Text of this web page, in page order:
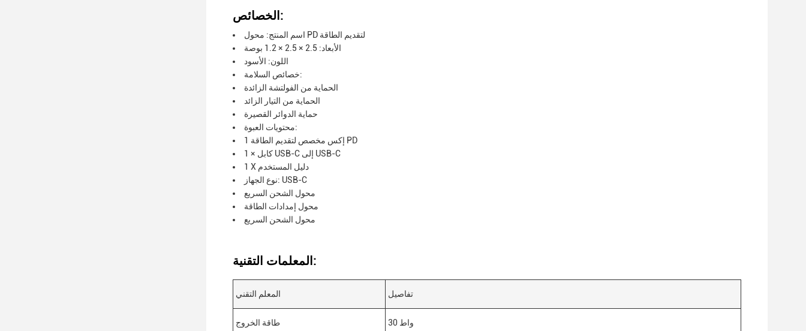
الخصائص:
اسم المنتج: محول PD لتقديم الطاقة
الأبعاد: 2.5 × 2.5 × 1.2 بوصة
اللون: الأسود
خصائص السلامة:
الحماية من الفولتشة الزائدة
الحماية من التيار الزائد
حماية الدوائر القصيرة
محتويات العبوة:
1 إكس مخصص لتقديم الطاقة PD
1 × كابل USB-C إلى USB-C
1 X دليل المستخدم
نوع الجهاز: USB-C
محول الشحن السريع
محول إمدادات الطاقة
محول الشحن السريع
المعلمات التقنية:
المعلم التقني تفاصيل
طاقة الخروج 30 واط